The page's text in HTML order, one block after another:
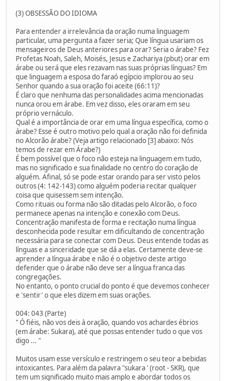
(3) OBSESSÃO DO IDIOMA
Para entender a irrelevância da oração numa linguagem
particular, uma pergunta a fazer seria; Que língua usariam os
mensageiros de Deus anteriores para orar? Seria o árabe? Fez
Profetas Noah, Saleh, Moisés, Jesus e Zachariya (pbut) orar em
árabe ou será que eles rezavam nas suas próprias línguas? Em
que linguagem a esposa do faraó egípcio implorou ao seu
Senhor quando a sua oração foi aceite (66:11)?
É claro que nenhuma das personalidades acima mencionadas
nunca orou em árabe. Em vez disso, eles oraram em seu
próprio vernáculo.
Qual é a importância de orar em uma língua específica, como o
árabe? Esse é outro motivo pelo qual a oração não foi definida
no Alcorão árabe? (Veja artigo relacionado [3] abaixo: Nós
temos de rezar em Árabe?)
É bem possível que o foco não esteja na linguagem em tudo,
mas no significado e sua finalidade no centro do coração de
alguém. Afinal, só se pode estar orando para ser visto pelos
outros (4: 142-143) como alguém poderia recitar qualquer
coisa que quisessem sem intenção.
Como rituais ou forma não são ditadas pelo Alcorão, o foco
permanece apenas na intenção e conexão com Deus.
Concentração manifesta de forma e recitação numa língua
desconhecida pode resultar em dificultando de concentração
necessária para se conectar com Deus. Deus entende todas as
línguas e a sinceridade que se dá a elas. Certamente deve-se
aprender a língua árabe e não é o objetivo deste artigo
defender que o árabe não deve ser a língua franca das
congregações.
No entanto, o ponto crucial do ponto é que devemos conhecer
e 'sentir' o que eles dizem em suas orações.
004: 043 (Parte)
" Ó fiéis, não vos deis à oração, quando vos achardes ébrios
(em árabe: Sukara), até que possas entender tudo o que vos
digo ... "
Muitos usam esse versículo e restringem o seu teor a bebidas
intoxicantes. Para além da palavra "sukara ' (root - SKR), que
tem um significado muito mais amplo e abordar todos os